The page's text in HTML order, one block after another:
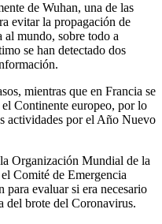
de Wuhan, una de las
evitar la propagación de
al mundo, sobre todo a
se han detectado dos
mientras que en Francia se
Continente europeo, por lo
actividades por el Año Nuevo
Organización Mundial de la
Comité de Emergencia
evaluar si era necesario
del brote del Coronavirus.